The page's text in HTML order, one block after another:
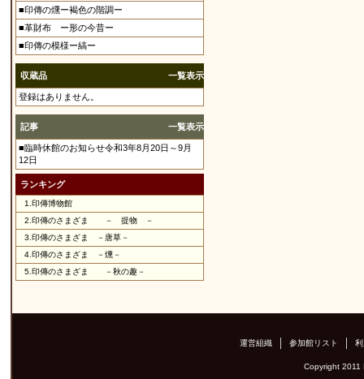
■印傳の燻ー褐色の階調ー
■革財布 ー形の今昔ー
■印傳の模様ー縞ー
収蔵品 一覧表示
登録はありません。
記事 一覧表示
■臨時休館のお知らせ令和3年8月20日～9月
12日
ランキング
1. 印傳博物館
2. 印傳のさまざま － 提物 －
3. 印傳のさまざま －唐草－
4. 印傳のさまざま －燻－
5. 印傳のさまざま －秋の趣－
運営組織 参加館リスト
Copyright 2011